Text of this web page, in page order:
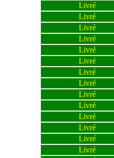
Livré
Livré
Livré
Livré
Livré
Livré
Livré
Livré
Livré
Livré
Livré
Livré
Livré
Livré